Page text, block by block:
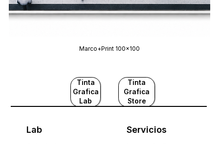
Marco+Print 100x100
Tinta
Grafica
Lab
Tinta
Grafica
Store
Lab Servicios